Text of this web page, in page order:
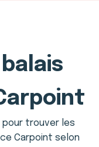
trouver les
Carpoint selon